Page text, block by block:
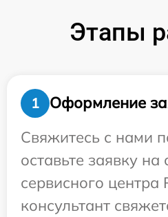
Этапы
1
Оформление
Свяжитесь с нами
оставьте заявку на
сервисного
консультант